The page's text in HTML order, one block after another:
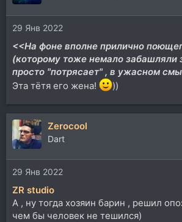
и
и
:29 Янв 2022
<<На фоне вполне прилично
(которому тоже немало забашляли
просто "потрясает" , в ужасном
Эта тётя его жена!
))
Zerocool
Dart
29 Янв 2022
ZR studio
А , ну тогда хозяин барин , решил
чем бы человек не тешился)